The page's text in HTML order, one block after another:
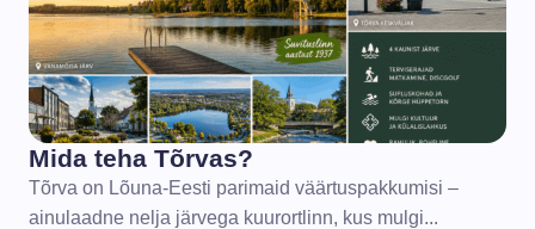
Mida teha Tõrvas?
Tõrva on Lõuna-Eesti parimaid väärtuspakkumisi –
ainulaadne nelja järvega kuurortlinn, kus mulgi...